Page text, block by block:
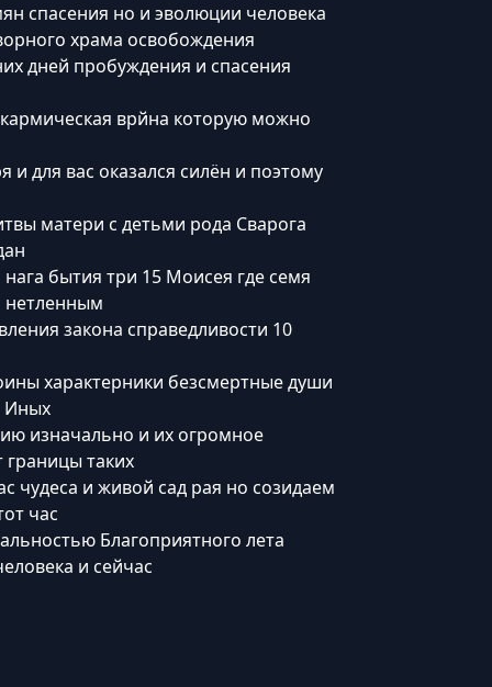
спасения но и эволюции человека
храма освобождения
дней пробуждения и спасения
врйна которую можно
и для вас оказался силён и поэтому
матери с детьми рода Сварога
бытия три 15 Моисея где семя
нетленным
закона справедливости 10
характерники безсмертные души
Иных
изначально и их огромное
таких
чудеса и живой сад рая но созидаем
час
Благоприятного лета
и сейчас